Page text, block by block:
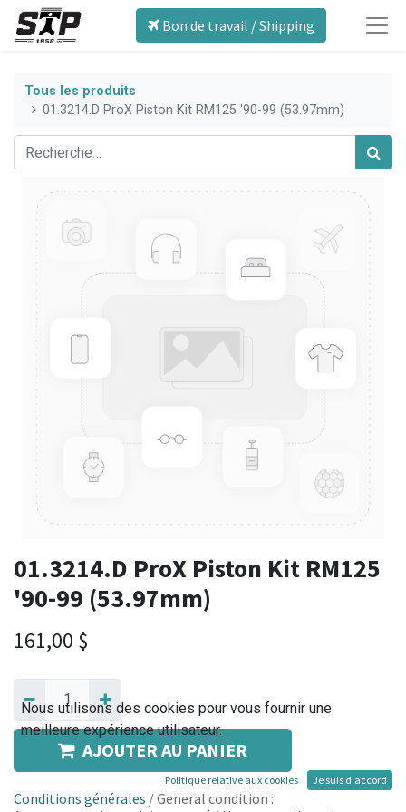
Bon de travail / Shipping
Tous les produits
01.3214.D ProX Piston Kit RM125 '90-99 (53.97mm)
01.3214.D ProX Piston Kit RM125
'90-99 (53.97mm)
161,00 $
AJOUTER AU PANIER
Conditions générales / General condition :
Nous utilisons des cookies pour vous fournir une
meilleure expérience utilisateur.
Politique relative aux cookies Je suis d'accord